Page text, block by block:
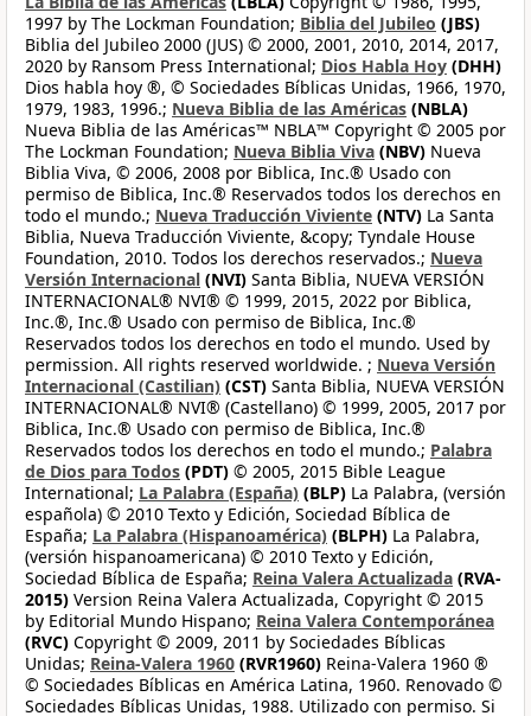
1997 by The Lockman Foundation; Biblia del Jubileo (JBS)
Biblia del Jubileo 2000 (JUS) © 2000, 2001, 2010, 2014, 2017,
2020 by Ransom Press International; Dios Habla Hoy (DHH)
Dios habla hoy ®, © Sociedades Bíblicas Unidas, 1966, 1970,
1979, 1983, 1996.; Nueva Biblia de las Américas (NBLA)
Nueva Biblia de las Américas™ NBLA™ Copyright © 2005 por
The Lockman Foundation; Nueva Biblia Viva (NBV) Nueva
Biblia Viva, © 2006, 2008 por Biblica, Inc.® Usado con
permiso de Biblica, Inc.® Reservados todos los derechos en
todo el mundo.; Nueva Traducción Viviente (NTV) La Santa
Biblia, Nueva Traducción Viviente, &copy; Tyndale House
Foundation, 2010. Todos los derechos reservados.; Nueva
Versión Internacional (NVI) Santa Biblia, NUEVA VERSIÓN
INTERNACIONAL® NVI® © 1999, 2015, 2022 por Biblica,
Inc.®, Inc.® Usado con permiso de Biblica, Inc.®
Reservados todos los derechos en todo el mundo. Used by
permission. All rights reserved worldwide. ; Nueva Versión
Internacional (Castilian) (CST) Santa Biblia, NUEVA VERSIÓN
INTERNACIONAL® NVI® (Castellano) © 1999, 2005, 2017 por
Biblica, Inc.® Usado con permiso de Biblica, Inc.®
Reservados todos los derechos en todo el mundo.; Palabra
de Dios para Todos (PDT) © 2005, 2015 Bible League
International; La Palabra (España) (BLP) La Palabra, (versión
española) © 2010 Texto y Edición, Sociedad Bíblica de
España; La Palabra (Hispanoamérica) (BLPH) La Palabra,
(versión hispanoamericana) © 2010 Texto y Edición,
Sociedad Bíblica de España; Reina Valera Actualizada (RVA-
2015) Version Reina Valera Actualizada, Copyright © 2015
by Editorial Mundo Hispano; Reina Valera Contemporánea
(RVC) Copyright © 2009, 2011 by Sociedades Bíblicas
Unidas; Reina-Valera 1960 (RVR1960) Reina-Valera 1960 ®
© Sociedades Bíblicas en América Latina, 1960. Renovado ©
Sociedades Bíblicas Unidas, 1988. Utilizado con permiso. Si